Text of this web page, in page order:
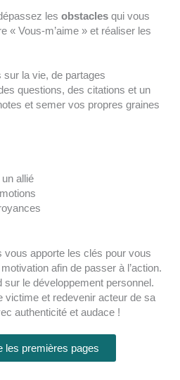
les obstacles qui vous
« Vous-m’aime » et réaliser les
la vie, de partages
questions, des citations et un
et semer vos propres graines
allié
vous apporte les clés pour vous
afin de passer à l’action.
sur le développement personnel.
victime et redevenir acteur de sa
authenticité et audace !
les premières pages